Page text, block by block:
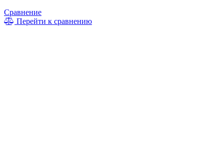
Сравнение
Перейти к сравнению